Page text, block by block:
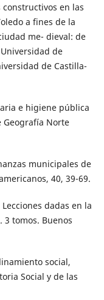
en las
a fines de la
me- dieval: de
de
de Castilla-
e higiene pública
Geografía Norte
municipales de
40, 39-69.
dadas en la
3 tomos. Buenos
social,
Social y de las